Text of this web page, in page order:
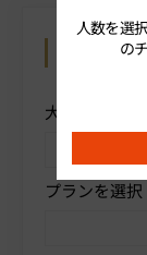
人数を選
の
カレン
大人人数を選択
プランを選択